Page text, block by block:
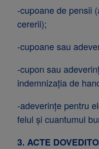
-cupoane de pensii
cererii);
-cupoane sau
-cupon sau
indemnizaţia de
-adeverinţe pentru
felul şi cuantumul
3. ACTE